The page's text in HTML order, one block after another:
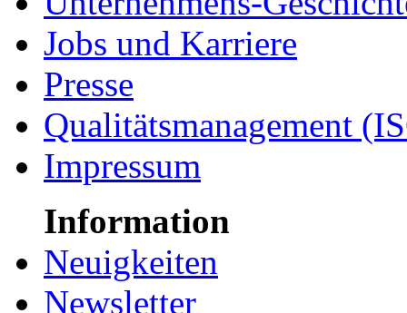
Jobs und Karriere
Presse
Qualitätsmanagement
Impressum
Information
Neuigkeiten
Newsletter